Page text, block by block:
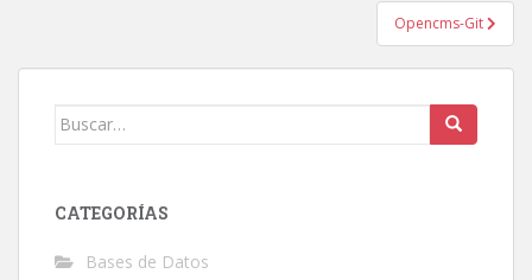
Opencms-Git
Buscar:
CATEGORÍAS
Bases de Datos